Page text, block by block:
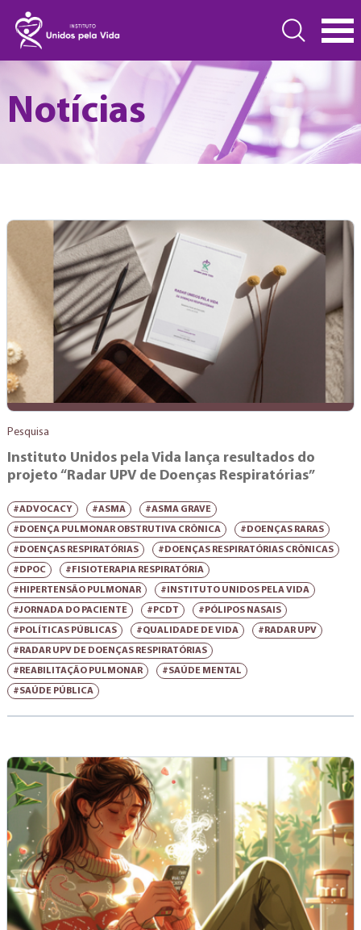
Notícias
Pesquisa
Instituto Unidos pela Vida lança resultados do
projeto “Radar UPV de Doenças Respiratórias”
#ADVOCACY #ASMA #ASMA GRAVE
#DOENÇA PULMONAR OBSTRUTIVA CRÔNICA #DOENÇAS RARAS
#DOENÇAS RESPIRATÓRIAS #DOENÇAS RESPIRATÓRIAS CRÔNICAS
#DPOC #FISIOTERAPIA RESPIRATÓRIA
#HIPERTENSÃO PULMONAR #INSTITUTO UNIDOS PELA VIDA
#JORNADA DO PACIENTE #PCDT #PÓLIPOS NASAIS
#POLÍTICAS PÚBLICAS #QUALIDADE DE VIDA #RADAR UPV
#RADAR UPV DE DOENÇAS RESPIRATÓRIAS
#REABILITAÇÃO PULMONAR #SAÚDE MENTAL
#SAÚDE PÚBLICA